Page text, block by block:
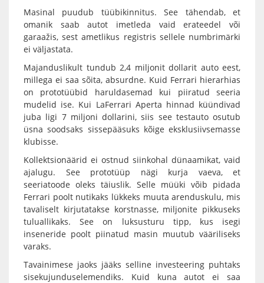
Masinal puudub tüübikinnitus. See tähendab, et
omanik saab autot imetleda vaid erateedel või
garaažis, sest ametlikus registris sellele numbrimärki
ei väljastata.
Majanduslikult tundub 2,4 miljonit dollarit auto eest,
millega ei saa sõita, absurdne. Kuid Ferrari hierarhias
on prototüübid haruldasemad kui piiratud seeria
mudelid ise. Kui LaFerrari Aperta hinnad küündivad
juba ligi 7 miljoni dollarini, siis see testauto osutub
üsna soodsaks sissepääsuks kõige eksklusiivsemasse
klubisse.
Kollektsionäärid ei ostnud siinkohal dünaamikat, vaid
ajalugu. See prototüüp nägi kurja vaeva, et
seeriatoode oleks täiuslik. Selle müüki võib pidada
Ferrari poolt nutikaks lükkeks muuta arenduskulu, mis
tavaliselt kirjutatakse korstnasse, miljonite pikkuseks
tuluallikaks. See on luksusturu tipp, kus isegi
inseneride poolt piinatud masin muutub vääriliseks
varaks.
Tavainimese jaoks jääks selline investeering puhtaks
sisekujunduselemendiks. Kuid kuna autot ei saa